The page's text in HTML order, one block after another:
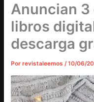
Anuncian
libros
descarga
Porrevistaleemos/10/06/